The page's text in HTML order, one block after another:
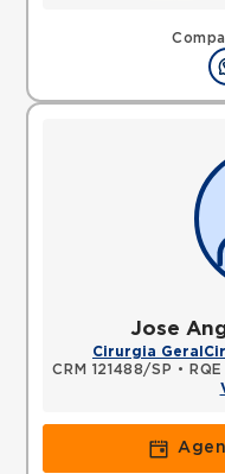
Jose
Cirurgia Geral
CRM 121488/SP •